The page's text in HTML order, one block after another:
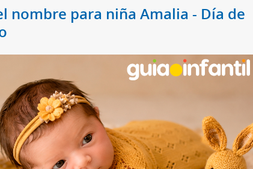
nombre para niña Amalia - Día de